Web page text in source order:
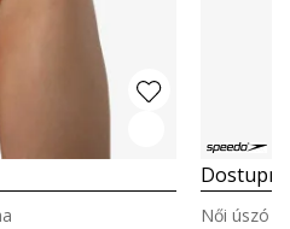
Női úszó